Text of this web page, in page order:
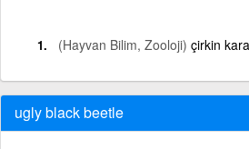
(Hayvan Bilim, Zooloji) çirkin
ugly black beetle